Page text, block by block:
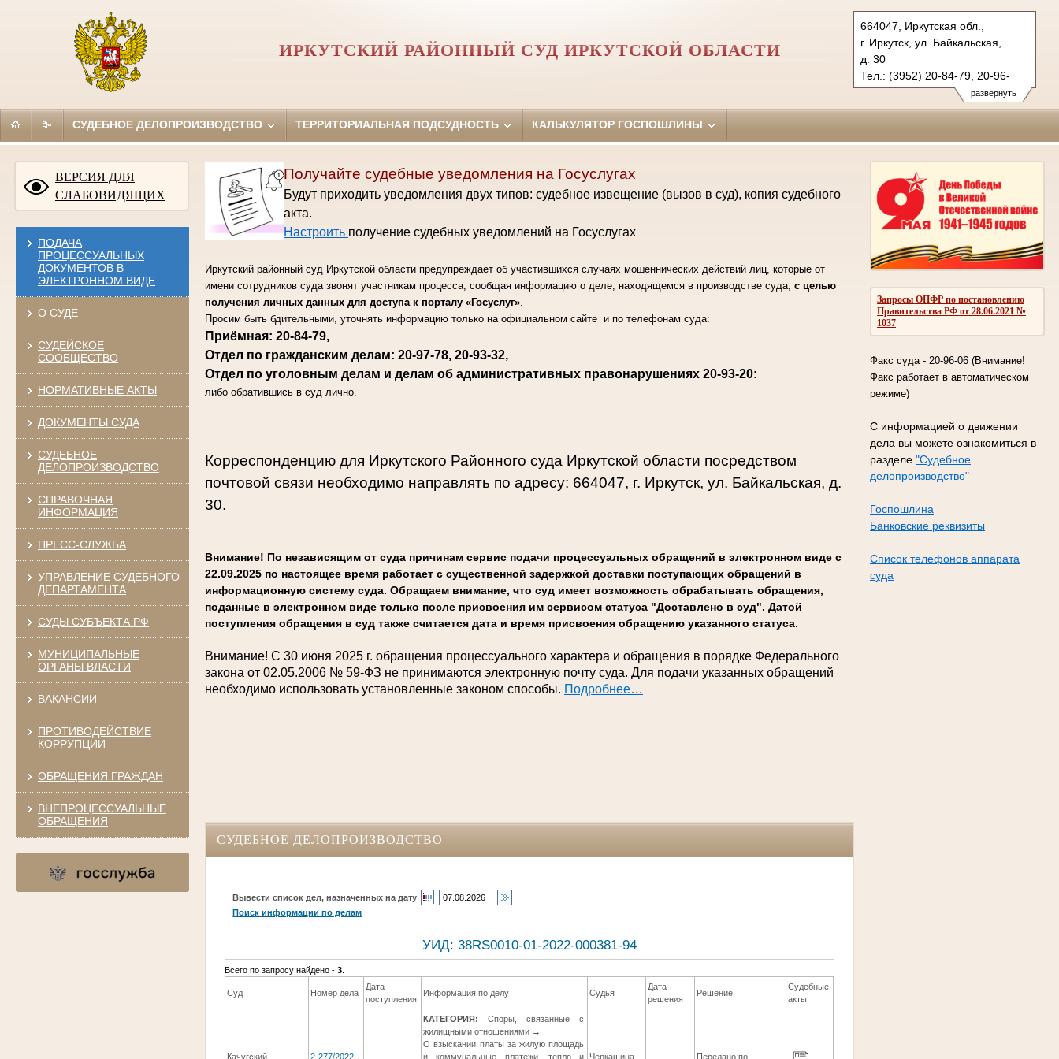
развернуть
664047, Иркутская обл.,
г. Иркутск, ул. Байкальская,
д. 30
Тел.: (3952) 20-84-79, 20-96-
06 (ф.)
irkutsky.irk@sudrf.ru
ИРКУТСКИЙ РАЙОННЫЙ СУД ИРКУТСКОЙ ОБЛАСТИ
СУДЕБНОЕ ДЕЛОПРОИЗВОДСТВО ТЕРРИТОРИАЛЬНАЯ ПОДСУДНОСТЬ КАЛЬКУЛЯТОР ГОСПОШЛИНЫ
ВЕРСИЯ ДЛЯ
СЛАБОВИДЯЩИХ
ПОДАЧА
ПРОЦЕССУАЛЬНЫХ
ДОКУМЕНТОВ В
ЭЛЕКТРОННОМ ВИДЕ
О СУДЕ
СУДЕЙСКОЕ
СООБЩЕСТВО
НОРМАТИВНЫЕ АКТЫ
ДОКУМЕНТЫ СУДА
СУДЕБНОЕ
ДЕЛОПРОИЗВОДСТВО
СПРАВОЧНАЯ
ИНФОРМАЦИЯ
ПРЕСС-СЛУЖБА
УПРАВЛЕНИЕ СУДЕБНОГО
ДЕПАРТАМЕНТА
СУДЫ СУБЪЕКТА РФ
МУНИЦИПАЛЬНЫЕ
ОРГАНЫ ВЛАСТИ
ВАКАНСИИ
ПРОТИВОДЕЙСТВИЕ
КОРРУПЦИИ
ОБРАЩЕНИЯ ГРАЖДАН
ВНЕПРОЦЕССУАЛЬНЫЕ
ОБРАЩЕНИЯ
Запросы ОПФР по постановлению
Правительства РФ от 28.06.2021 №
1037
Факс суда - 20-96-06 (Внимание!
Факс работает в автоматическом
режиме)
С информацией о движении
дела вы можете ознакомиться в
разделе "Судебное
делопроизводство"
Госпошлина
Банковские реквизиты
Список телефонов аппарата
суда
Получайте судебные уведомления на Госуслугах
Будут приходить уведомления двух типов: судебное извещение (вызов в суд), копия судебного
акта.
Настроить получение судебных уведомлений на Госуслугах
Иркутский районный суд Иркутской области предупреждает об участившихся случаях мошеннических действий лиц, которые от
имени сотрудников суда звонят участникам процесса, сообщая информацию о деле, находящемся в производстве суда, с целью
получения личных данных для доступа к порталу «Госуслуг».
Просим быть бдительными, уточнять информацию только на официальном сайте и по телефонам суда:
Приёмная: 20-84-79,
Отдел по гражданским делам: 20-97-78, 20-93-32,
Отдел по уголовным делам и делам об административных правонарушениях 20-93-20:
либо обратившись в суд лично.
Корреспонденцию для Иркутского Районного суда Иркутской области посредством
почтовой связи необходимо направлять по адресу: 664047, г. Иркутск, ул. Байкальская, д.
30.
Внимание! По независящим от суда причинам сервис подачи процессуальных обращений в электронном виде с
22.09.2025 по настоящее время работает с существенной задержкой доставки поступающих обращений в
информационную систему суда. Обращаем внимание, что суд имеет возможность обрабатывать обращения,
поданные в электронном виде только после присвоения им сервисом статуса "Доставлено в суд". Датой
поступления обращения в суд также считается дата и время присвоения обращению указанного статуса.
Внимание! С 30 июня 2025 г. обращения процессуального характера и обращения в порядке Федерального
закона от 02.05.2006 № 59-ФЗ не принимаются электронную почту суда. Для подачи указанных обращений
необходимо использовать установленные законом способы. Подробнее…
СУДЕБНОЕ ДЕЛОПРОИЗВОДСТВО
Вывести список дел, назначенных на дату
Поиск информации по делам
УИД: 38RS0010-01-2022-000381-94
Всего по запросу найдено -3
Суд Номер дела
Дата
поступления
Информация по делу Судья
Дата
решения
Решение
Судебные
акты
Качугский 2-277/2022
КАТЕГОРИЯ: Споры, связанные с
жилищными отношениями →
О взыскании платы за жилую площадь
и коммунальные платежи, тепло и Черкашина Передано по